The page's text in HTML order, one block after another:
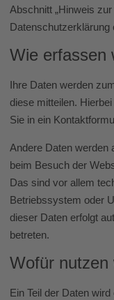
Abschnitt „Hinweis
Datenschutzerklärung
Wie erfassen
Ihre Daten werden
diese mitteilen.
Sie in ein
Andere Daten werden
beim Besuch der
Das sind vor allem
Betriebssystem oder
dieser Daten erfolgt
betreten.
Wofür nutzen
Ein Teil der Daten